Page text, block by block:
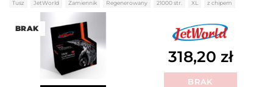
BRAK
Tusz JetWorld Zamiennik Regenerowany 21000 str. XL z chipem
318,20 zł
BRAK